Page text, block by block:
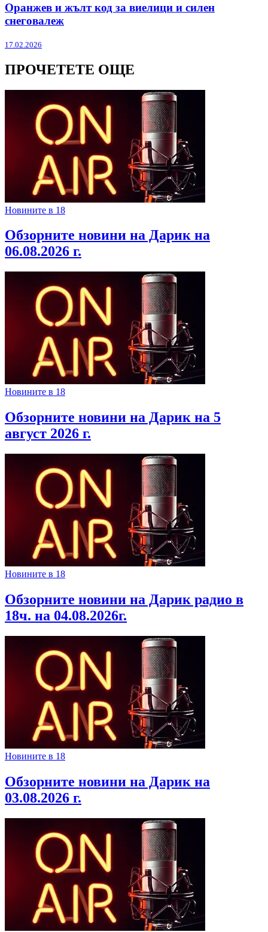
Оранжев и жълт код за виелици и силен
снеговалеж
17.02.2026
ПРОЧЕТЕТЕ ОЩЕ
Новините в 18
Обзорните новини на Дарик на
06.08.2026 г.
Новините в 18
Обзорните новини на Дарик на 5
август 2026 г.
Новините в 18
Обзорните новини на Дарик радио в
18ч. на 04.08.2026г.
Новините в 18
Обзорните новини на Дарик на
03.08.2026 г.